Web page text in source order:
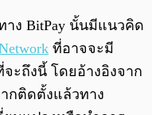
าง BitPay นั้นมีแนวคิด
ที่อาจจะมี
ะถึงนี้ โดยอ้างอิงจาก
กติดตั้งแล้วทาง